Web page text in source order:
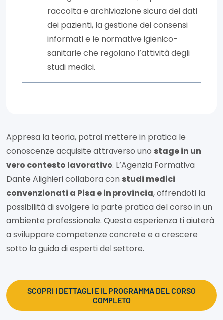
raccolta e archiviazione sicura dei dati
dei pazienti, la gestione dei consensi
informati e le normative igienico-
sanitarie che regolano l’attività degli
studi medici.
Appresa la teoria, potrai mettere in pratica le
conoscenze acquisite attraverso uno stage in un
vero contesto lavorativo. L’Agenzia Formativa
Dante Alighieri collabora con studi medici
convenzionati a Pisa e in provincia, offrendoti la
possibilità di svolgere la parte pratica del corso in un
ambiente professionale. Questa esperienza ti aiuterà
a sviluppare competenze concrete e a crescere
sotto la guida di esperti del settore.
SCOPRI I DETTAGLI E IL PROGRAMMA DEL CORSO
COMPLETO